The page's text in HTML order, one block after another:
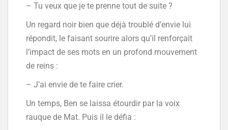
– Tu veux que je te prenne tout de suite ?
Un regard noir bien que déjà troublé d’envie lui
répondit, le faisant sourire alors qu’il renforçait
l’impact de ses mots en un profond mouvement
de reins :
– J’ai envie de te faire crier.
Un temps, Ben se laissa étourdir par la voix
rauque de Mat. Puis il le défia :